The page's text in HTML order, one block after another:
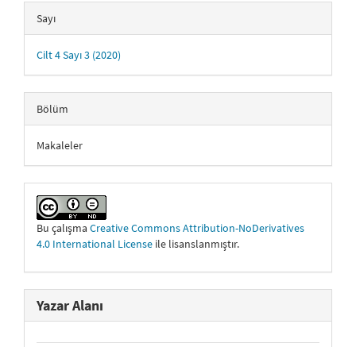
Sayı
Cilt 4 Sayı 3 (2020)
Bölüm
Makaleler
Bu çalışma Creative Commons Attribution-NoDerivatives
4.0 International License ile lisanslanmıştır.
Yazar Alanı